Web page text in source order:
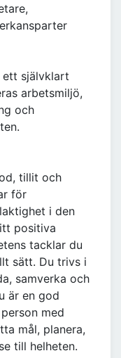
ett självklart
arbetsmiljö,
och
tillit och
för
i den
positiva
tacklar du
sätt. Du trivs i
samverka och
är en god
med
mål, planera,
till helheten.